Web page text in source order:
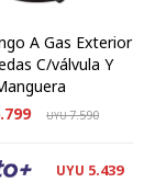
A Gas Exterior
C/válvula Y
UYU7.590
UYU 5.439